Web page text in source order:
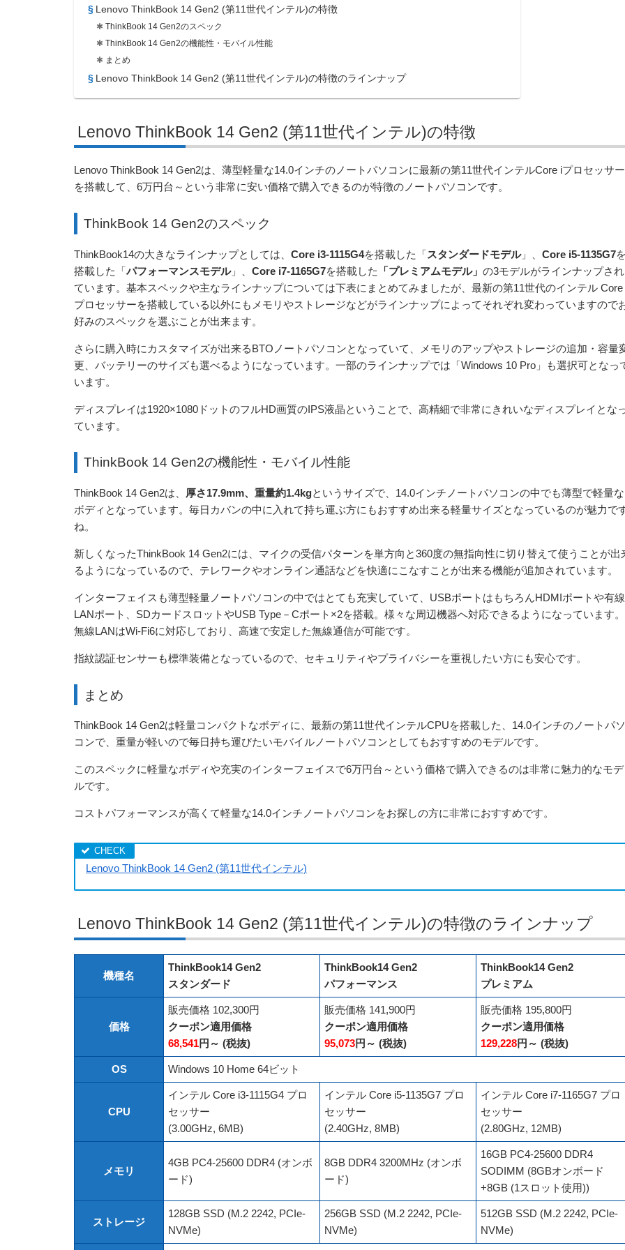
Lenovo ThinkBook 14 Gen2 (第11世代インテル)の特徴
ThinkBook 14 Gen2のスペック
ThinkBook 14 Gen2の機能性・モバイル性能
まとめ
Lenovo ThinkBook 14 Gen2 (第11世代インテル)の特徴のラインナップ
Lenovo ThinkBook 14 Gen2 (第11世代インテル)の特徴
Lenovo ThinkBook 14 Gen2は、薄型軽量な14.0インチのノートパソコンに最新の第11世代インテルCore iプロセッサー
を搭載して、6万円台～という非常に安い価格で購入できるのが特徴のノートパソコンです。
ThinkBook 14 Gen2のスペック
ThinkBook14の大きなラインナップとしては、 Core i3-1115G4を搭載した「スタンダードモデル」、 Core i5-1135G7を
搭載した「パフォーマンスモデル」、 Core i7-1165G7を搭載した 「プレミアムモデル」 の3モデルがラインナップされ
ています。基本スペックや主なラインナップについては下表にまとめてみましたが、最新の第11世代のインテル Core
プロセッサーを搭載している以外にもメモリやストレージなどがラインナップによってそれぞれ変わっていますので
好みのスペックを選ぶことが出来ます。
さらに購入時にカスタマイズが出来るBTOノートパソコンとなっていて、メモリのアップやストレージの追加・容量
更、バッテリーのサイズも選べるようになっています。一部のラインナップでは「Windows 10 Pro」も選択可となっ
います。
ディスプレイは1920×1080ドットのフルHD画質のIPS液晶ということで、高精細で非常にきれいなディスプレイとな
ています。
ThinkBook 14 Gen2の機能性・モバイル性能
ThinkBook 14 Gen2は、 厚さ17.9mm、重量約1.4kgというサイズで、14.0インチノートパソコンの中でも薄型で軽量な
ボディとなっています。毎日カバンの中に入れて持ち運ぶ方にもおすすめ出来る軽量サイズとなっているのが魅力で
ね。
新しくなったThinkBook 14 Gen2には、マイクの受信パターンを単方向と360度の無指向性に切り替えて使うことが出
るようになっているので、テレワークやオンライン通話などを快適にこなすことが出来る機能が追加されています。
インターフェイスも薄型軽量ノートパソコンの中ではとても充実していて、USBポートはもちろんHDMIポートや有線
LANポート、SDカードスロットやUSB Type－Cポート×2を搭載。様々な周辺機器へ対応できるようになっています。
無線LANはWi-Fi6に対応しており、高速で安定した無線通信が可能です。
指紋認証センサーも標準装備となっているので、セキュリティやプライバシーを重視したい方にも安心です。
まとめ
ThinkBook 14 Gen2は軽量コンパクトなボディに、最新の第11世代インテルCPUを搭載した、14.0インチのノートパソ
コンで、重量が軽いので毎日持ち運びたいモバイルノートパソコンとしてもおすすめのモデルです。
このスペックに軽量なボディや充実のインターフェイスで6万円台～という価格で購入できるのは非常に魅力的なモデ
ルです。
コストパフォーマンスが高くて軽量な14.0インチノートパソコンをお探しの方に非常におすすめです。
Lenovo ThinkBook 14 Gen2 (第11世代インテル)
Lenovo ThinkBook 14 Gen2 (第11世代インテル)の特徴のラインナップ
機種名
ThinkBook14 Gen2
スタンダード
ThinkBook14 Gen2
パフォーマンス
ThinkBook14 Gen2
プレミアム
価格
販売価格 102,300円
クーポン適用価格
68,541円～ (税抜)
販売価格 141,900円
クーポン適用価格
95,073円～ (税抜)
販売価格 195,800円
クーポン適用価格
129,228円～ (税抜)
OS Windows 10 Home 64ビット
CPU
インテル Core i3-1115G4 プロ
セッサー
(3.00GHz, 6MB)
インテル Core i5-1135G7 プロ
セッサー
(2.40GHz, 8MB)
インテル Core i7-1165G7 プロ
セッサー
(2.80GHz, 12MB)
メモリ
4GB PC4-25600 DDR4 (オンボ
ード)
8GB DDR4 3200MHz (オンボ
ード)
16GB PC4-25600 DDR4
SODIMM (8GBオンボード
+8GB (1スロット使用))
ストレージ
128GB SSD (M.2 2242, PCIe-
NVMe)
256GB SSD (M.2 2242, PCIe-
NVMe)
512GB SSD (M.2 2242, PCIe-
NVMe)